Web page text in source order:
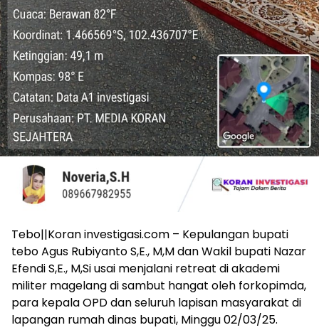
Tebo||Koran investigasi.com – Kepulangan bupati
tebo Agus Rubiyanto S,E., M,M dan Wakil bupati Nazar
Efendi S,E., M,Si usai menjalani retreat di akademi
militer magelang di sambut hangat oleh forkopimda,
para kepala OPD dan seluruh lapisan masyarakat di
lapangan rumah dinas bupati, Minggu 02/03/25.